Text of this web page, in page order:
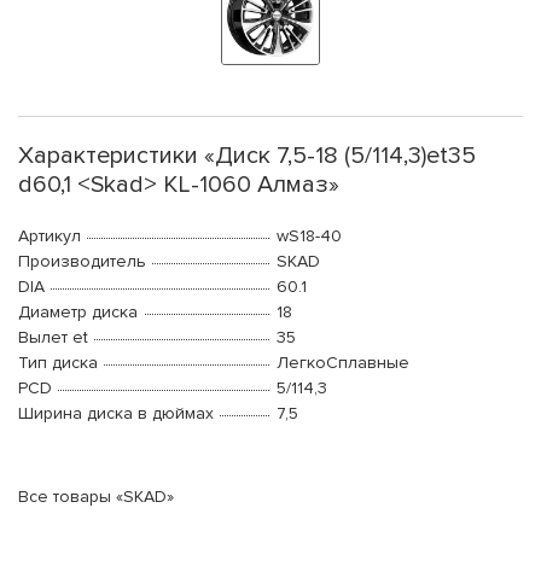
Характеристики «Диск 7,5-18 (5/114,3)et35
d60,1 <Skad> KL-1060 Алмаз»
Артикул
wS18-40
Производитель
SKAD
DIA
60.1
Диаметр диска
18
Вылет et
35
Тип диска
ЛегкоСплавные
PCD
5/114,3
Ширина диска в дюймах
7,5
Все товары «SKAD»